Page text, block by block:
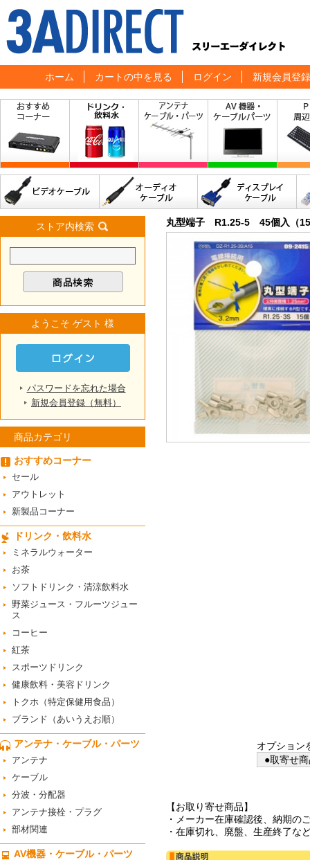
ホーム カートの中を見る ログイン 新規会員登録
ストア内検索
ようこそ ゲスト 様
パスワードを忘れた場合
新規会員登録（無料）
商品カテゴリ
おすすめコーナー
セール
アウトレット
新製品コーナー
ドリンク・飲料水
ミネラルウォーター
お茶
ソフトドリンク・清涼飲料水
野菜ジュース・フルーツジュー
ス
コーヒー
紅茶
スポーツドリンク
健康飲料・美容ドリンク
トクホ（特定保健用食品）
ブランド（あいうえお順）
アンテナ・ケーブル・パーツ
アンテナ
ケーブル
分波・分配器
アンテナ接栓・プラグ
部材関連
AV機器・ケーブル・パーツ
丸型端子 R1.25-5 45個入（
オプション
●取寄せ
【お取り寄せ商品】
・メーカー在庫確認後、納期の
・在庫切れ、廃盤、生産終了な